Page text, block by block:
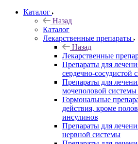
Каталог
Назад
Каталог
Лекарственные препараты
Назад
Лекарственные
Препараты для
сердечно-сосудистой
Препараты для
мочеполовой
Гормональные
действия, кроме
инсулинов
Препараты для
нервной системы